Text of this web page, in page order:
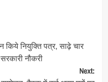
किये नियुक्ति पत्र, साढ़े चार
नौकरी
Next: